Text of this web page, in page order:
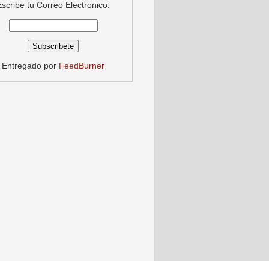
tu Correo Electronico:
Entregado por FeedBurner